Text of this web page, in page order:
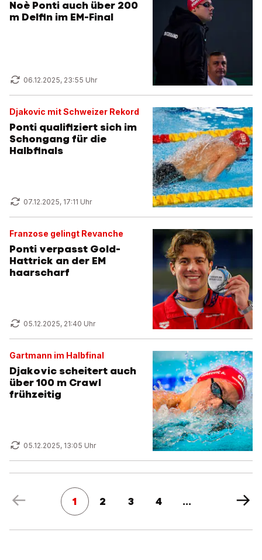
Noè Ponti auch über 200
m Delfin im EM-Final
06.12.2025, 23:55 Uhr
Djakovic mit Schweizer Rekord
Ponti qualifiziert sich im
Schongang für die
Halbfinals
07.12.2025, 17:11 Uhr
Franzose gelingt Revanche
Ponti verpasst Gold-
Hattrick an der EM
haarscharf
05.12.2025, 21:40 Uhr
Gartmann im Halbfinal
Djakovic scheitert auch
über 100 m Crawl
frühzeitig
05.12.2025, 13:05 Uhr
1 2 3 4 ...